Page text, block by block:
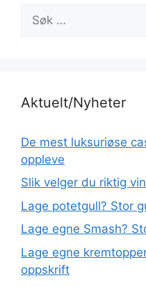
etter:
Aktuelt/Nyheter
De mest luksuriøse
oppleve
Slik velger du riktig
Lage potetgull? Stor
Lage egne Smash?
Lage egne
oppskrift